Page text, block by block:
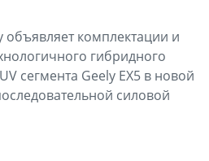
комплектации и
гибридного
сегмента Geely EX5 в новой
силовой